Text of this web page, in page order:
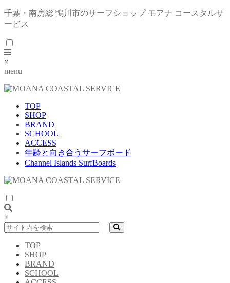
千葉・南房総 鴨川市のサーフショップ モアナ コースタルサ
ービス
×
menu
TOP
SHOP
BRAND
SCHOOL
ACCESS
年齢と向き合うサーフボード
Channel Islands SurfBoards
×
TOP
SHOP
BRAND
SCHOOL